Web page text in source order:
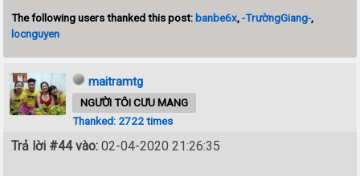
The following users thanked this post: banbe6x,-TrườngGiang-,
locnguyen
maitramtg
NGƯỜI TÔI CƯU MANG
Thanked: 2722 times
Trả lời #44 vào: 02-04-2020 21:26:35